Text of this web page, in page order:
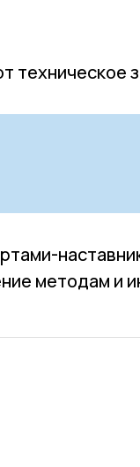
техническое
методам и